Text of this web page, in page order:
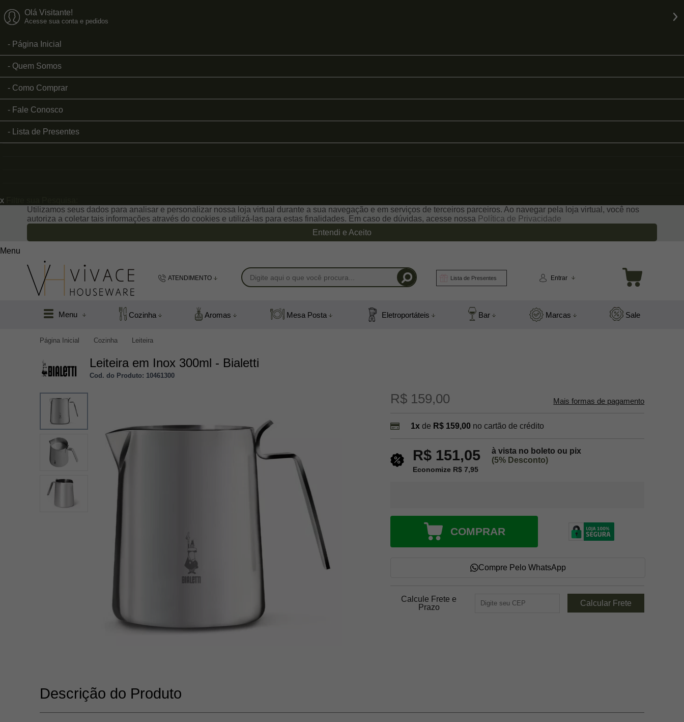
Olá Visitante!
Acesse sua conta e pedidos
Página Inicial
Quem Somos
Como Comprar
Fale Conosco
Lista de Presentes
x
Utilizamos seus dados para analisar e personalizar nossa loja virtual durante a sua navegação e em serviços de terceiros parceiros. Ao navegar pela loja virtual, você nos
autoriza a coletar tais informações através do cookies e utilizá-las para estas finalidades. Em caso de dúvidas, acesse nossa Política de Privacidade
Entendi e Aceito
Menu
ATENDIMENTO
(48) 991831408
Lista de Presentes Entrar
Menu Cozinha Aromas Mesa Posta Eletroportáteis Bar Marcas Sale
Página Inicial Cozinha Leiteira
Leiteira em Inox 300ml - Bialetti
Cod. do Produto: 10461300
R$ 159,00 Mais formas de pagamento
1x de R$ 159,00 no cartão de crédito
R$ 151,05
à vista no boleto ou pix
(5% Desconto)
Economize R$ 7,95
COMPRAR
Compre Pelo WhatsApp
Calcule Frete e
Prazo
Descrição do Produto